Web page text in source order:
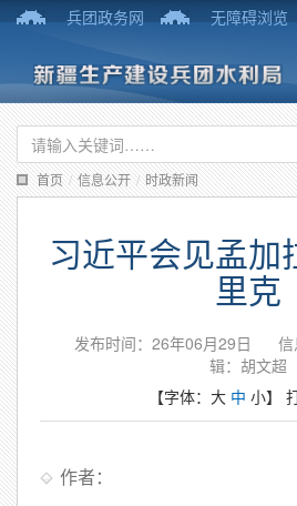
兵团政务网 无障碍浏览
首页 / 信息公开 / 时政新闻
习近平会见孟加
里克
发布时间：26年06月29日
辑：胡文超
【字体： 大 中 小】
作者：